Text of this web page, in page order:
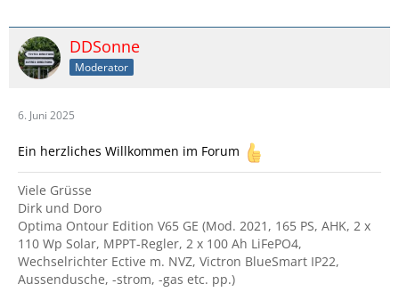
DDSonne
Moderator
6. Juni 2025
Ein herzliches Willkommen im Forum
Viele Grüsse
Dirk und Doro
Optima Ontour Edition V65 GE (Mod. 2021, 165 PS, AHK, 2 x
110 Wp Solar, MPPT-Regler, 2 x 100 Ah LiFePO4,
Wechselrichter Ective m. NVZ, Victron BlueSmart IP22,
Aussendusche, -strom, -gas etc. pp.)